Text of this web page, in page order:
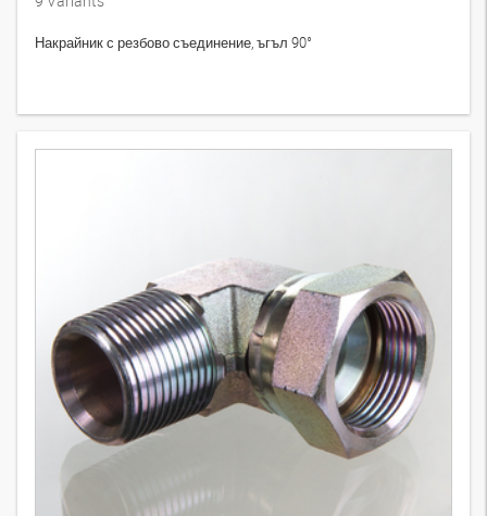
Накрайник с резбово съединение, ъгъл 90°